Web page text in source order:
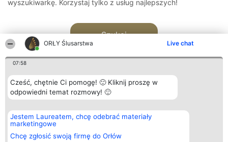
ORŁY Ślusarstwa Live chat
07:58
Cześć, chętnie Ci pomogę! 🙂 Kliknij proszę w
odpowiedni temat rozmowy! 🙂
Jestem Laureatem, chcę odebrać materiały
marketingowe
Chcę zgłosić swoją firmę do Orłów
wyszukiwarkę. Korzystaj tylko z usług najlepszych!
Szukaj
Organizator plebiscytu
Bright Side Solutions sp. z o.
o. sp. k.
ul. Ruska 22
Wrocław 50-079
Plebiscyt
Laureaci
wszystkich
Laureatów
Kontakt
Kontakt